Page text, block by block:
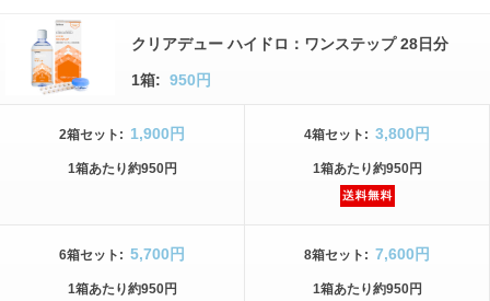
クリアデュー ハイドロ：ワンステップ 28日分
1箱: 950円
2箱セット : 1,900円
1箱あたり約950円
4箱セット : 3,800円
1箱あたり約950円
6箱セット : 5,700円
1箱あたり約950円
8箱セット : 7,600円
1箱あたり約950円